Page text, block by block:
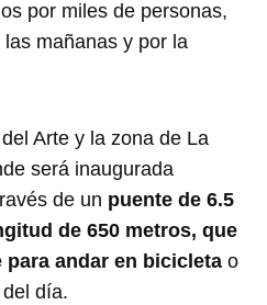
por miles de personas,
mañanas y por la
Arte y la zona de La
será inaugurada
de un puente de 6.5
de 650 metros, que
andar en bicicleta o
día.